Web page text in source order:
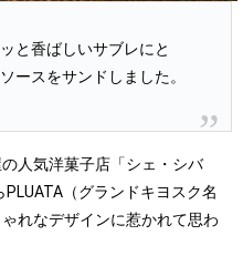
と香ばしいサブレにと
ースをサンドしました。
人気洋菓子店「シェ・シバ
（グランドキヨスク名
れなデザインに惹かれて思わ